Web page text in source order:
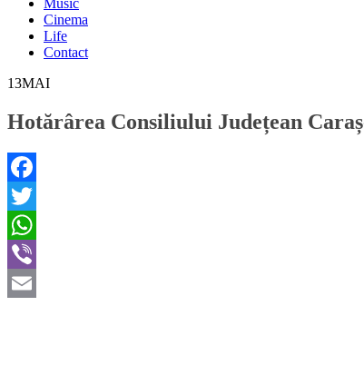
Music
Cinema
Life
Contact
13MAI
Hotărârea Consiliului Județean
Facebook
Twitter
WhatsApp
Viber